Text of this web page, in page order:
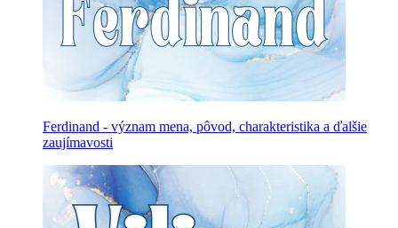
Ferdinand - význam mena, pôvod, charakteristika a ďalšie
zaujímavosti